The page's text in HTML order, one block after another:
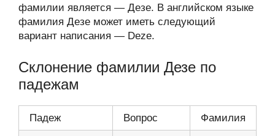
фамилии является — Дезе. В английском языке
фамилия Дезе может иметь следующий
вариант написания — Deze.
Склонение фамилии Дезе по
падежам
Падеж Вопрос Фамилия